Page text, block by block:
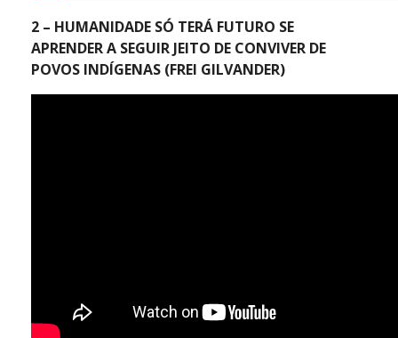
2 – HUMANIDADE SÓ TERÁ FUTURO SE
APRENDER A SEGUIR JEITO DE CONVIVER DE
POVOS INDÍGENAS (FREI GILVANDER)